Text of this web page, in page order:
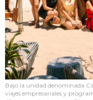
Bajo la unidad denominada
viajes empresariales y